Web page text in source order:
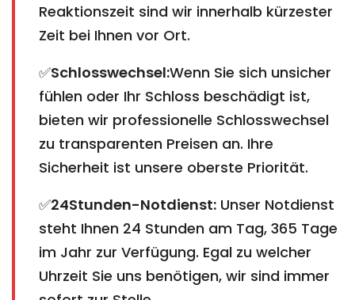
Reaktionszeit sind wir innerhalb kürzester
Zeit bei Ihnen vor Ort.
✅Schlosswechsel:Wenn Sie sich unsicher
fühlen oder Ihr Schloss beschädigt ist,
bieten wir professionelle Schlosswechsel
zu transparenten Preisen an. Ihre
Sicherheit ist unsere oberste Priorität.
✅24Stunden-Notdienst: Unser Notdienst
steht Ihnen 24 Stunden am Tag, 365 Tage
im Jahr zur Verfügung. Egal zu welcher
Uhrzeit Sie uns benötigen, wir sind immer